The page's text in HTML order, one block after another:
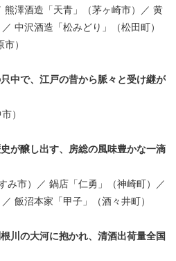
澤酒造「天青」（茅ヶ崎市）／ 黄
中沢酒造「松みどり」（松田町）
）
中で、江戸の昔から脈々と受け継が
）
が醸し出す、房総の風味豊かな一滴
み市）／ 鍋店「仁勇」（神崎町）／
飯沼本家「甲子」（酒々井町）
川の大河に抱かれ、清酒出荷量全国